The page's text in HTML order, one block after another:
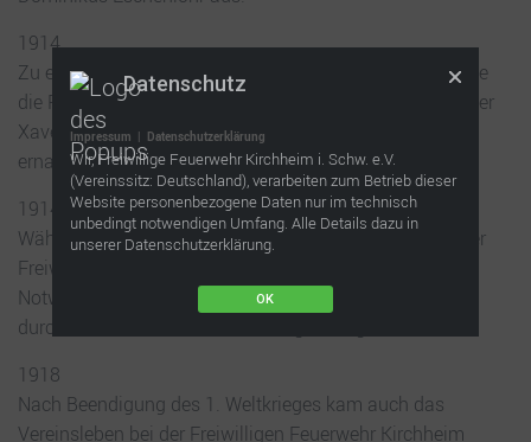
1914
Zu einem Löscheinsatz in der Feldbäck Wirtschaft wurde
die Feuenwehr am 14.Oktober gerufen. Der Hafnermeister
Xaver Neubrand wurde wieder zum Kommandanten
ernannt.
1914-1918
Während des 1. Weltkrieges ruhte die aktive Tätigkeit der
Freiwilligen Feuerwehr Kirchheim nahezu gänzlich.
Notwendige Löscheinsätze oder Hilfeleistungen wurden
durch die im Ort verbliebenen Bürger ausgeführt.
1918
Nach Beendigung des 1. Weltkrieges kam auch das
Vereinsleben bei der Freiwilligen Feuerwehr Kirchheim
Datenschutz
Impressum | Datenschutzerklärung
Wir, Freiwillige Feuerwehr Kirchheim i. Schw. e.V.
(Vereinssitz: Deutschland), verarbeiten zum Betrieb dieser
Website personenbezogene Daten nur im technisch
unbedingt notwendigen Umfang. Alle Details dazu in
unserer Datenschutzerklärung.
OK